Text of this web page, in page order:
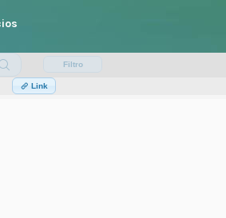
Filtro
Link